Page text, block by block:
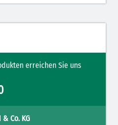
erreichen Sie uns
Co. KG